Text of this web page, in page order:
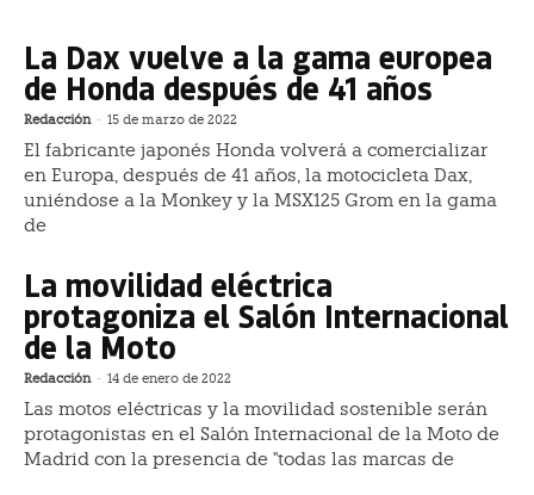
La Dax vuelve a la gama europea
de Honda después de 41 años
Redacción - 15 de marzo de 2022
El fabricante japonés Honda volverá a comercializar
en Europa, después de 41 años, la motocicleta Dax,
uniéndose a la Monkey y la MSX125 Grom en la gama
de
La movilidad eléctrica
protagoniza el Salón Internacional
de la Moto
Redacción - 14 de enero de 2022
Las motos eléctricas y la movilidad sostenible serán
protagonistas en el Salón Internacional de la Moto de
Madrid con la presencia de "todas las marcas de